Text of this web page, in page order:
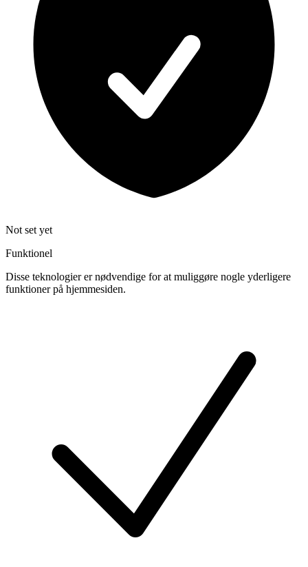
Not set yet
Funktionel
Disse teknologier er nødvendige for at muliggøre nogle yderligere
funktioner på hjemmesiden.